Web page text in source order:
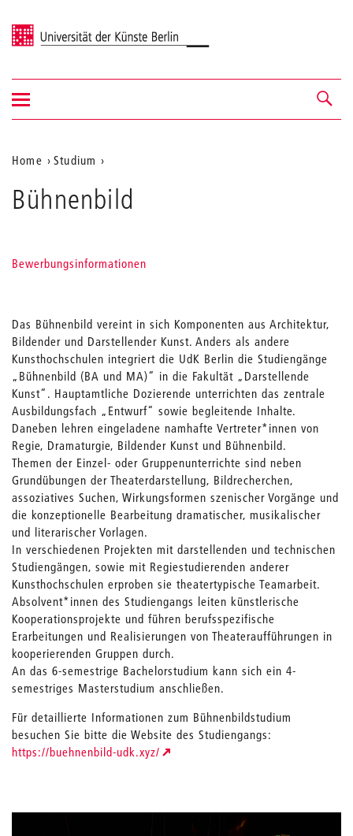
Universität der Künste Berlin
Navigation &
Suche
Navigation
ein-/ausblenden
Aktuelle
Position
auf
Webseite
Home Studium
Bühnenbild
Bewerbungsinformationen
Das Bühnenbild vereint in sich Komponenten aus Architektur,
Bildender und Darstellender Kunst. Anders als andere
Kunsthochschulen integriert die UdK Berlin die Studiengänge
„Bühnenbild (BA und MA)“ in die Fakultät „Darstellende
Kunst“. Hauptamtliche Dozierende unterrichten das zentrale
Ausbildungsfach „Entwurf“ sowie begleitende Inhalte.
Daneben lehren eingeladene namhafte Vertreter*innen von
Regie, Dramaturgie, Bildender Kunst und Bühnenbild.
Themen der Einzel- oder Gruppenunterrichte sind neben
Grundübungen der Theaterdarstellung, Bildrecherchen,
assoziatives Suchen, Wirkungsformen szenischer Vorgänge und
die konzeptionelle Bearbeitung dramatischer, musikalischer
und literarischer Vorlagen.
In verschiedenen Projekten mit darstellenden und technischen
Studiengängen, sowie mit Regiestudierenden anderer
Kunsthochschulen erproben sie theatertypische Teamarbeit.
Absolvent*innen des Studiengangs leiten künstlerische
Kooperationsprojekte und führen berufsspezifische
Erarbeitungen und Realisierungen von Theateraufführungen in
kooperierenden Gruppen durch.
An das 6-semestrige Bachelorstudium kann sich ein 4-
semestriges Masterstudium anschließen.
Für detaillierte Informationen zum Bühnenbildstudium
besuchen Sie bitte die Website des Studiengangs:
https://buehnenbild-udk.xyz/